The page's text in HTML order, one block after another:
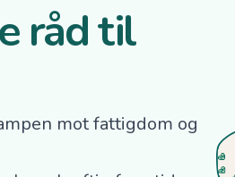
råd til
mot fattigdom og